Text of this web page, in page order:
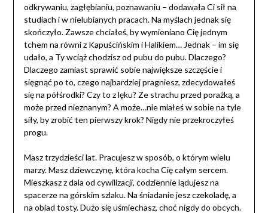
odkrywaniu, zagłębianiu, poznawaniu – dodawała Ci sił na
studiach i w nielubianych pracach. Na myślach jednak się
skończyło. Zawsze chciałeś, by wymieniano Cię jednym
tchem na równi z Kapuścińskim i Halikiem… Jednak – im się
udało, a Ty wciąż chodzisz od pubu do pubu. Dlaczego?
Dlaczego zamiast sprawić sobie największe szczęście i
sięgnąć po to, czego najbardziej pragniesz, zdecydowałeś
się na półśrodki? Czy to z lęku? Ze strachu przed porażką, a
może przed nieznanym? A może…nie miałeś w sobie na tyle
siły, by zrobić ten pierwszy krok? Nigdy nie przekroczyłeś
progu.
Masz trzydzieści lat. Pracujesz w sposób, o którym wielu
marzy. Masz dziewczynę, która kocha Cię całym sercem.
Mieszkasz z dala od cywilizacji, codziennie lądujesz na
spacerze na górskim szlaku. Na śniadanie jesz czekoladę, a
na obiad tosty. Dużo się uśmiechasz, choć nigdy do obcych.